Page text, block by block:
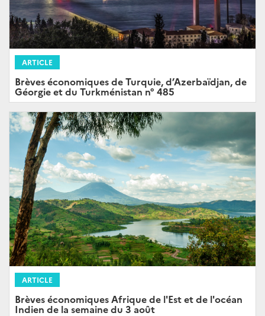
ARTICLE
Brèves économiques de Turquie, d’Azerbaïdjan, de
Géorgie et du Turkménistan n° 485
ARTICLE
Brèves économiques Afrique de l'Est et de l'océan
Indien de la semaine du 3 août